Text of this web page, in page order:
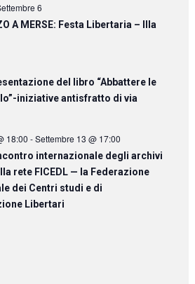
6
A MERSE: Festa Libertaria – IIIa
del libro “Abbattere le
iniziative antisfratto di via
18:00 -Settembre 13 @ 17:00
internazionale degli archivi
rete FICEDL — la Federazione
dei Centri studi e di
Libertari